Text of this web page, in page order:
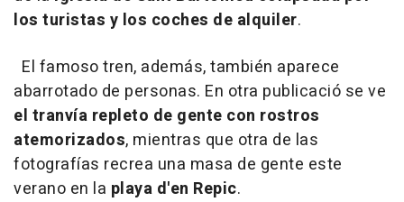
los turistas y los coches de alquiler.
El famoso tren, además, también aparece
abarrotado de personas. En otra publicació se ve
el tranvía repleto de gente con rostros
atemorizados, mientras que otra de las
fotografías recrea una masa de gente este
verano en la playa d'en Repic.